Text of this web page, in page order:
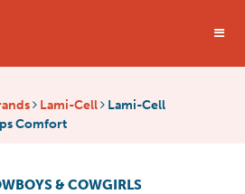
Lami-Cell
Lami-Cell
Comfort
& COWGIRLS